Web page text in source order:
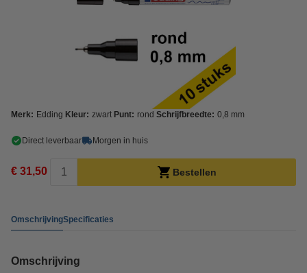
Merk: Edding Kleur: zwart Punt: rond Schrijfbreedte: 0,8 mm
Direct leverbaar Morgen in huis
€ 31,50 Bestellen
OmschrijvingSpecificaties
Omschrijving